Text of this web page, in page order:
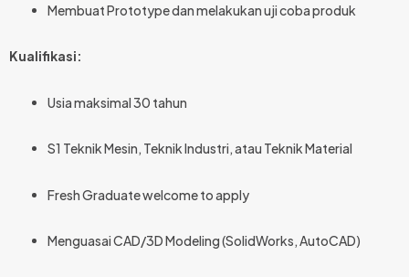
Membuat Prototype dan melakukan uji coba produk
Kualifikasi:
Usia maksimal 30 tahun
S1 Teknik Mesin, Teknik Industri, atau Teknik Material
Fresh Graduate welcome to apply
Menguasai CAD/3D Modeling (SolidWorks, AutoCAD)